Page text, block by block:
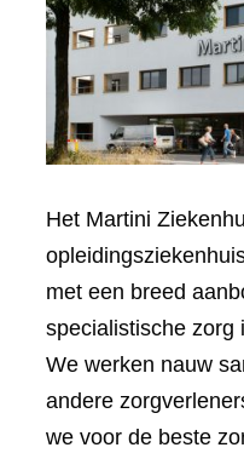
Het Martini
met een breed
specialistische zorg
We werken nauw
andere
we voor de beste